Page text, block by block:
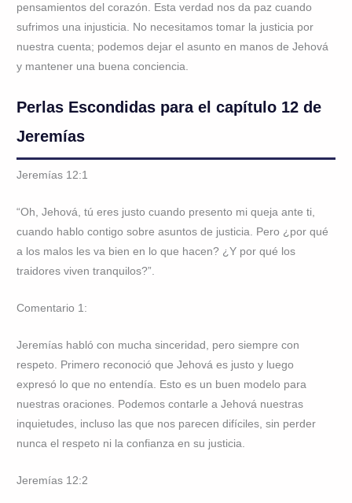
pensamientos del corazón. Esta verdad nos da paz cuando
sufrimos una injusticia. No necesitamos tomar la justicia por
nuestra cuenta; podemos dejar el asunto en manos de Jehová
y mantener una buena conciencia.
Perlas Escondidas para el capítulo 12 de
Jeremías
Jeremías 12:1
“Oh, Jehová, tú eres justo cuando presento mi queja ante ti,
cuando hablo contigo sobre asuntos de justicia. Pero ¿por qué
a los malos les va bien en lo que hacen? ¿Y por qué los
traidores viven tranquilos?”.
Comentario 1:
Jeremías habló con mucha sinceridad, pero siempre con
respeto. Primero reconoció que Jehová es justo y luego
expresó lo que no entendía. Esto es un buen modelo para
nuestras oraciones. Podemos contarle a Jehová nuestras
inquietudes, incluso las que nos parecen difíciles, sin perder
nunca el respeto ni la confianza en su justicia.
Jeremías 12:2